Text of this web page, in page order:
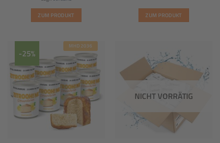
ZUM PRODUKT ZUM PRODUKT
-25%
MHD 2036
NICHT VORRÄTIG